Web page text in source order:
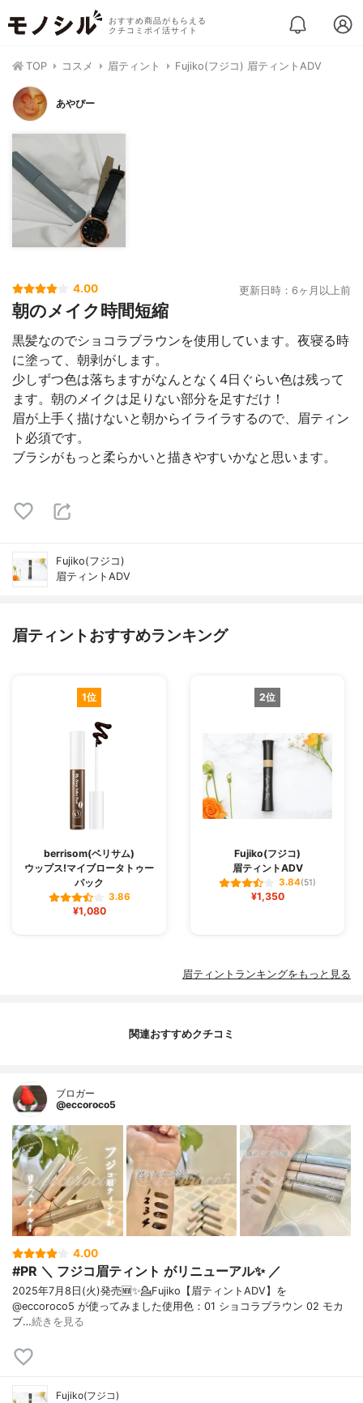
おすすめ商品がもらえる
クチコミポイ活サイト
TOP コスメ 眉ティント Fujiko(フジコ) 眉ティントADV
あやぴー
4.00 更新日時：6ヶ月以上前
朝のメイク時間短縮
黒髪なのでショコラブラウンを使用しています。夜寝る時
に塗って、朝剥がします。
少しずつ色は落ちますがなんとなく4日ぐらい色は残って
ます。朝のメイクは足りない部分を足すだけ！
眉が上手く描けないと朝からイライラするので、眉ティン
ト必須です。
ブラシがもっと柔らかいと描きやすいかなと思います。
Fujiko(フジコ)
眉ティントADV
眉ティントおすすめランキング
1位
berrisom(ベリサム)
ウップス!マイブロータトゥー
パック
3.86
¥1,080
2位
Fujiko(フジコ)
眉ティントADV
3.84(51)
¥1,350
眉ティントランキングをもっと見る
関連おすすめクチコミ
ブロガー
@eccoroco5
4.00
#PR ＼ フジコ眉ティント がリニューアル✨ ／
2025年7月8日(火)発売🆕✨⁡⁡💁Fujiko【眉ティントADV】を
@eccoroco5 が使ってみました⁡⁡使用色：01 ショコラブラウン 02 モカ
ブ…続きを見る
Fujiko(フジコ)